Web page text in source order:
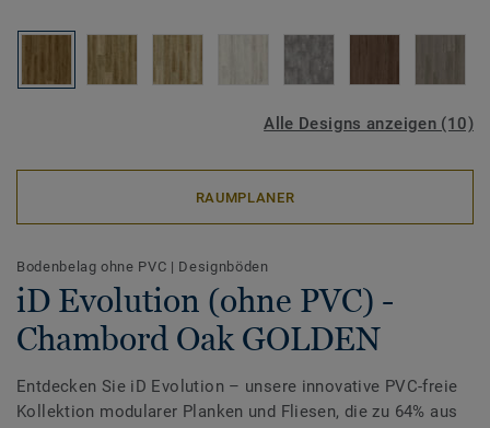
Alle Designs anzeigen (10)
RAUMPLANER
Bodenbelag ohne PVC | Designböden
iD Evolution (ohne PVC) -
Chambord Oak GOLDEN
Entdecken Sie iD Evolution – unsere innovative PVC-freie
Kollektion modularer Planken und Fliesen, die zu 64% aus